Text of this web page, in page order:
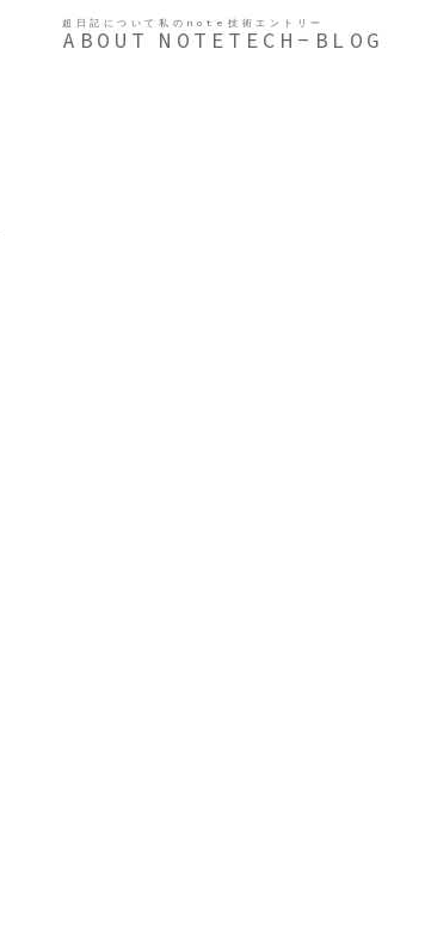
超日記について
ABOUT
私のnote
NOTE
技術エントリー
TECH-BLOG